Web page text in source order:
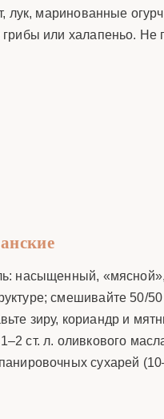
лук, маринованные
или халапеньо.
насыщенный,
смешивайте 50/50
зиру, кориандр и
ст. л. оливкового
сухарей